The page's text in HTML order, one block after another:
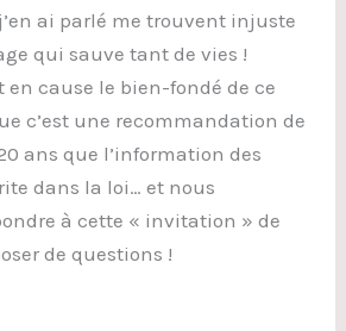
ai parlé me trouvent injuste
qui sauve tant de vies !
en cause le bien-fondé de ce
c’est une recommandation de
ans que l’information des
dans la loi… et nous
à cette « invitation » de
de questions !